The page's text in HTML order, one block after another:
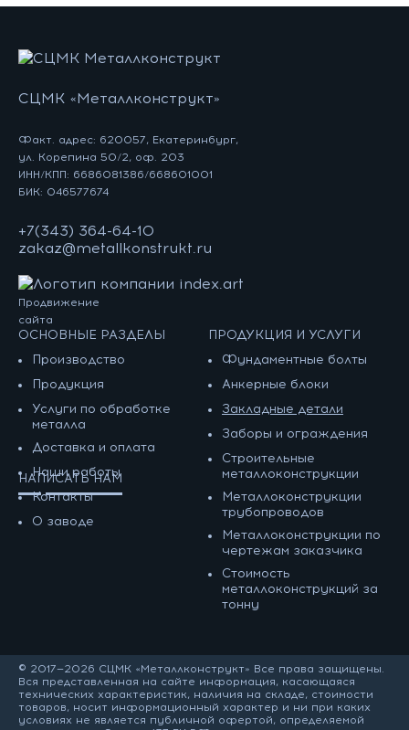
СЦМК «Металлконструкт»
Факт. адрес: 620057, Екатеринбург,
ул. Корепина 50/2, оф. 203
ИНН/КПП: 6686081386/668601001
БИК: 046577674
+7(343) 364-64-10
zakaz@metallkonstrukt.ru
Продвижение
сайта
ОСНОВНЫЕ РАЗДЕЛЫ
Производство
Продукция
Услуги по обработке
металла
Доставка и оплата
Наши работы
Контакты
О заводе
ПРОДУКЦИЯ И УСЛУГИ
Фундаментные болты
Анкерные блоки
Закладные детали
Заборы и ограждения
Строительные
металлоконструкции
Металлоконструкции
трубопроводов
Металлоконструкции по
чертежам заказчика
Cтоимость
металлоконструкций за
тонну
НАПИСАТЬ НАМ
© 2017—2026 СЦМК «Металлконструкт» Все права защищены.
Вся представленная на сайте информация, касающаяся
технических характеристик, наличия на складе, стоимости
товаров, носит информационный характер и ни при каких
условиях не является публичной офертой, определяемой